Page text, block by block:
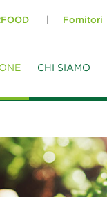
Fornitori
CHI SIAMO